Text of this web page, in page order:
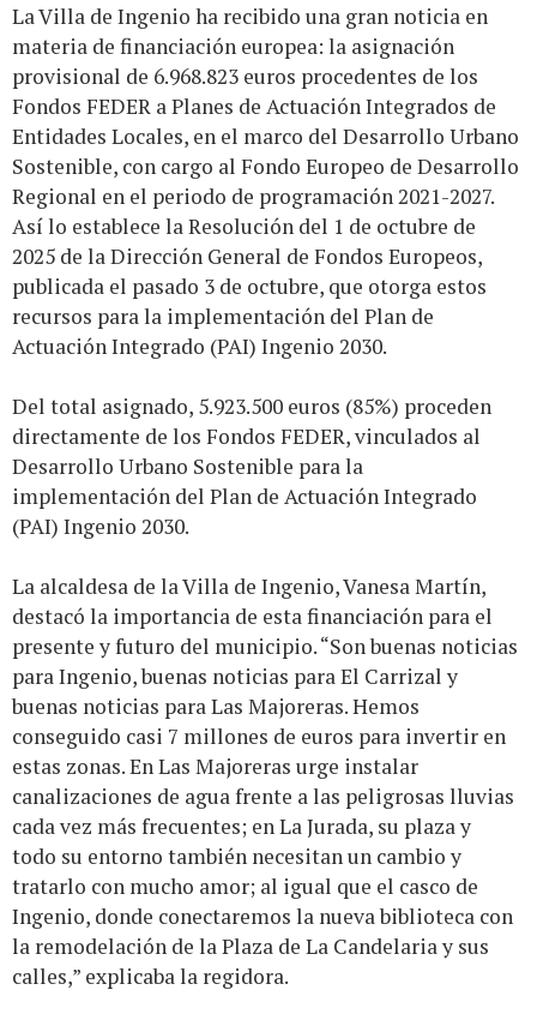
La Villa de Ingenio ha recibido una gran noticia en
materia de financiación europea: la asignación
provisional de 6.968.823 euros procedentes de los
Fondos FEDER a Planes de Actuación Integrados de
Entidades Locales, en el marco del Desarrollo Urbano
Sostenible, con cargo al Fondo Europeo de Desarrollo
Regional en el periodo de programación 2021-2027.
Así lo establece la Resolución del 1 de octubre de
2025 de la Dirección General de Fondos Europeos,
publicada el pasado 3 de octubre, que otorga estos
recursos para la implementación del Plan de
Actuación Integrado (PAI) Ingenio 2030.
Del total asignado, 5.923.500 euros (85%) proceden
directamente de los Fondos FEDER, vinculados al
Desarrollo Urbano Sostenible para la
implementación del Plan de Actuación Integrado
(PAI) Ingenio 2030.
La alcaldesa de la Villa de Ingenio, Vanesa Martín,
destacó la importancia de esta financiación para el
presente y futuro del municipio. “Son buenas noticias
para Ingenio, buenas noticias para El Carrizal y
buenas noticias para Las Majoreras. Hemos
conseguido casi 7 millones de euros para invertir en
estas zonas. En Las Majoreras urge instalar
canalizaciones de agua frente a las peligrosas lluvias
cada vez más frecuentes; en La Jurada, su plaza y
todo su entorno también necesitan un cambio y
tratarlo con mucho amor; al igual que el casco de
Ingenio, donde conectaremos la nueva biblioteca con
la remodelación de la Plaza de La Candelaria y sus
calles,” explicaba la regidora.